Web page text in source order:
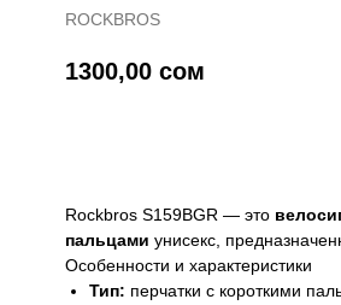
ROCKBROS
1300,00 сом
Rockbros S159BGR — это
пальцами унисекс,
Особенности и характеристики
Тип: перчатки с короткими